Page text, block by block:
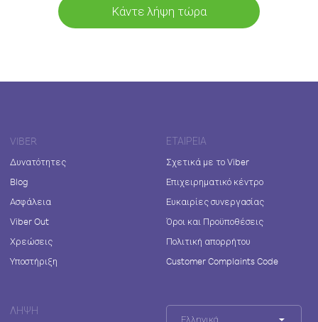
Κάντε λήψη τώρα
VIBER
Δυνατότητες
Blog
Ασφάλεια
Viber Out
Χρεώσεις
Υποστήριξη
ΕΤΑΙΡΕΊΑ
Σχετικά με το Viber
Επιχειρηματικό κέντρο
Ευκαιρίες συνεργασίας
Όροι και Προϋποθέσεις
Πολιτική απορρήτου
Customer Complaints Code
ΛΉΨΗ
Ελληνικά